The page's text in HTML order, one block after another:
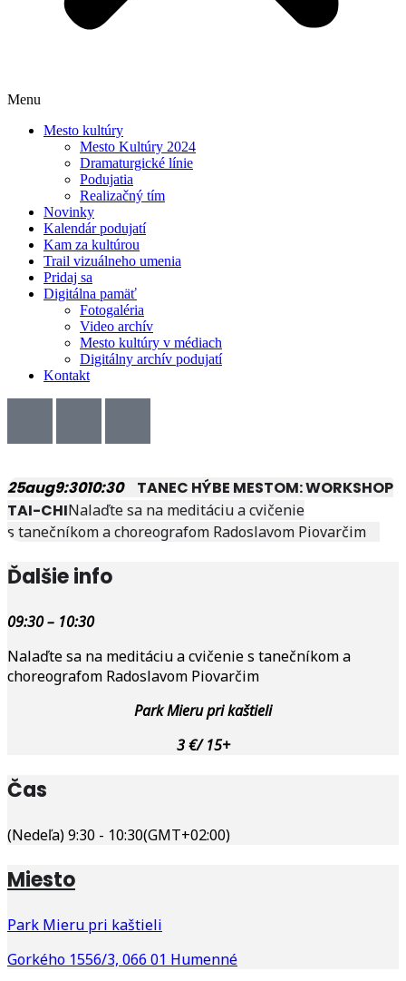
Menu
Mesto kultúry
Mesto Kultúry 2024
Dramaturgické línie
Podujatia
Realizačný tím
Novinky
Kalendár podujatí
Kam za kultúrou
Trail vizuálneho umenia
Pridaj sa
Digitálna pamäť
Fotogaléria
Video archív
Mesto kultúry v médiach
Digitálny archív podujatí
Kontakt
25aug9:3010:30
TANEC HÝBE MESTOM: WORKSHOP
TAI-CHINalaďte sa na meditáciu a cvičenie
s tanečníkom a choreografom Radoslavom Piovarčim
Ďalšie info
09:30 – 10:30
Nalaďte sa na meditáciu a cvičenie s tanečníkom a
choreografom Radoslavom Piovarčim
Park Mieru pri kaštieli
3 €/ 15+
Čas
(Nedeľa) 9:30 - 10:30(GMT+02:00)
Miesto
Park Mieru pri kaštieli
Gorkého 1556/3, 066 01 Humenné